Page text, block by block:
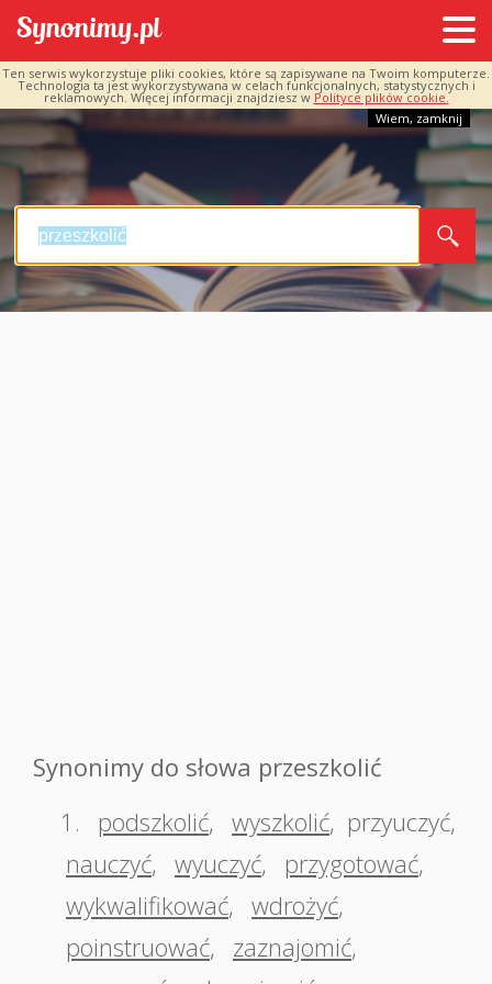
Ten serwis wykorzystuje pliki cookies, które są zapisywane na Twoim komputerze.
Technologia ta jest wykorzystywana w celach funkcjonalnych, statystycznych i
reklamowych. Więcej informacji znajdziesz w Polityce plików cookie.
Wiem, zamknij
Synonimy do słowa przeszkolić
1.
podszkolić, wyszkolić, przyuczyć,
nauczyć, wyuczyć, przygotować,
wykwalifikować, wdrożyć,
poinstruować, zaznajomić,